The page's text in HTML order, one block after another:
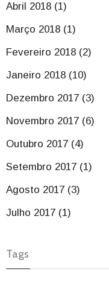
Abril 2018 (1)
Março 2018 (1)
Fevereiro 2018 (2)
Janeiro 2018 (10)
Dezembro 2017 (3)
Novembro 2017 (6)
Outubro 2017 (4)
Setembro 2017 (1)
Agosto 2017 (3)
Julho 2017 (1)
Tags